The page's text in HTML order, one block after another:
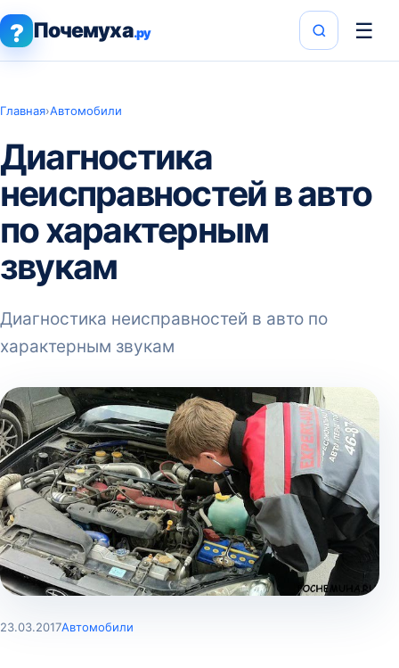
? Почемуха.ру ☰
Главная›Автомобили
Диагностика
неисправностей в авто
по характерным
звукам
Диагностика неисправностей в авто по
характерным звукам
23.03.2017Автомобили